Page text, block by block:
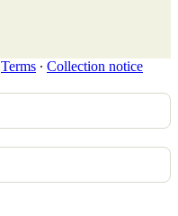
Terms ∙ Collection notice